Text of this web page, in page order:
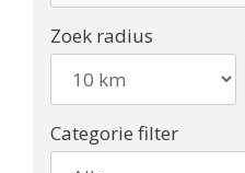
Zoek radius
Categorie filter